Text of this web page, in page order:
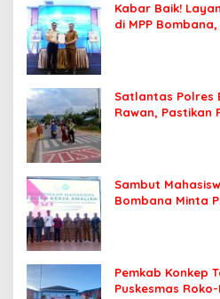
Kabar Baik!
di MPP
Satlantas Polres
Rawan, Pastikan
Sambut
Bombana Minta
Pemkab Konkep
Puskesmas